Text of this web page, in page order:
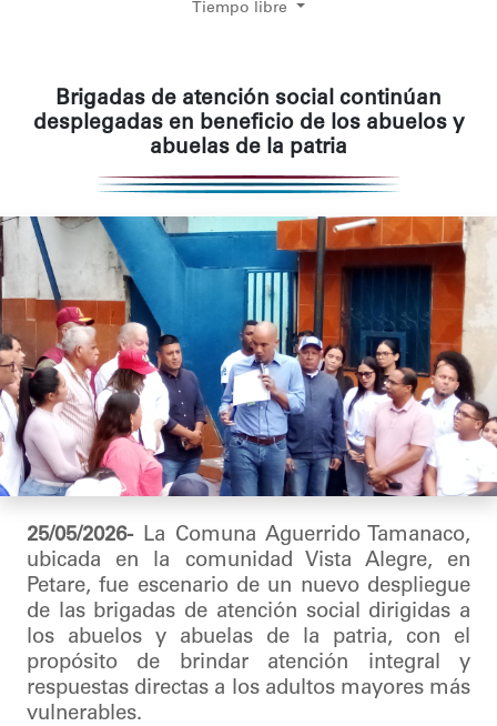
Tiempo libre
Brigadas de atención social continúan
desplegadas en beneficio de los abuelos y
abuelas de la patria
25/05/2026-La Comuna Aguerrido Tamanaco,
ubicada en la comunidad Vista Alegre, en
Petare, fue escenario de un nuevo despliegue
de las brigadas de atención social dirigidas a
los abuelos y abuelas de la patria, con el
propósito de brindar atención integral y
respuestas directas a los adultos mayores más
vulnerables.